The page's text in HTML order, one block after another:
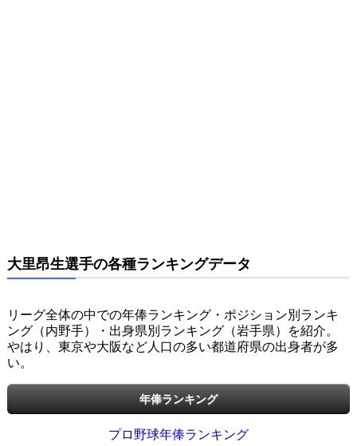
大里昂生選手の各種ランキングデータ
リーグ全体の中での年俸ランキング・ポジション別ランキ
ング（内野手）・出身県別ランキング（岩手県）を紹介。
やはり、東京や大阪など人口の多い都道府県の出身者が多
い。
年俸ランキング
プロ野球年俸ランキング